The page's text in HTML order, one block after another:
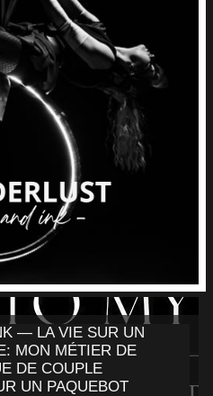
— LA VIE SUR UN
MON MÉTIER DE
DE COUPLE
UN PAQUEBOT